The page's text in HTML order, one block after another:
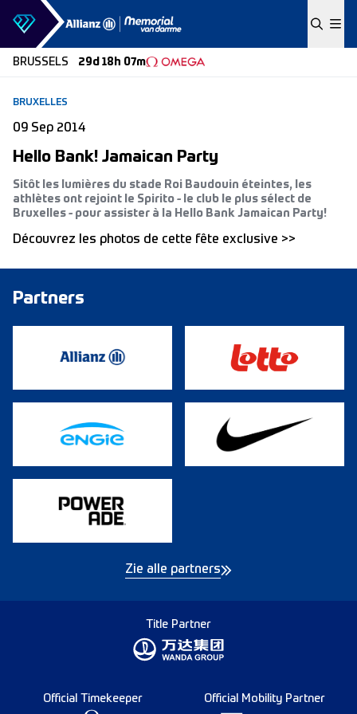
Skip to content
BRUSSELS 29d 18h 07m
BRUXELLES
09 Sep 2014
Hello Bank! Jamaican Party
Sitôt les lumières du stade Roi Baudouin éteintes, les
athlètes ont rejoint le Spirito - le club le plus sélect de
Bruxelles - pour assister à la Hello Bank Jamaican Party!
Découvrez les photos de cette fête exclusive >>
Partners
Zie alle partners
Title Partner
Official Timekeeper Official Mobility Partner